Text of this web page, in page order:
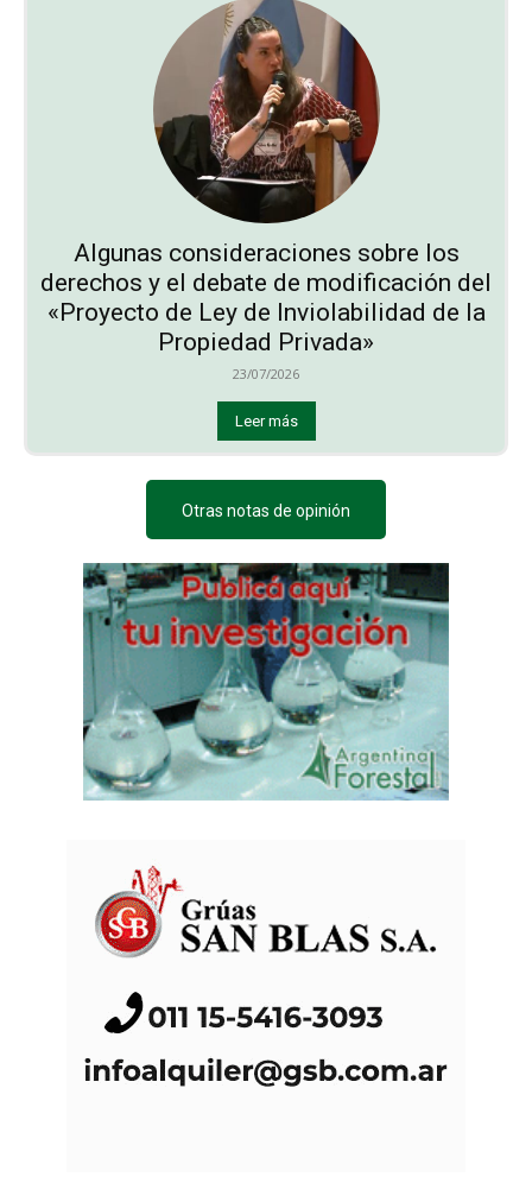
Algunas consideraciones sobre los
derechos y el debate de modificación del
«Proyecto de Ley de Inviolabilidad de la
Propiedad Privada»
23/07/2026
Leer más
Otras notas de opinión